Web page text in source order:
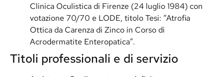
Clinica Oculistica di Firenze (24 luglio 1984) con
votazione 70/70 e LODE, titolo Tesi: “Atrofia
Ottica da Carenza di Zinco in Corso di
Acrodermatite Enteropatica”.
Titoli professionali e di servizio